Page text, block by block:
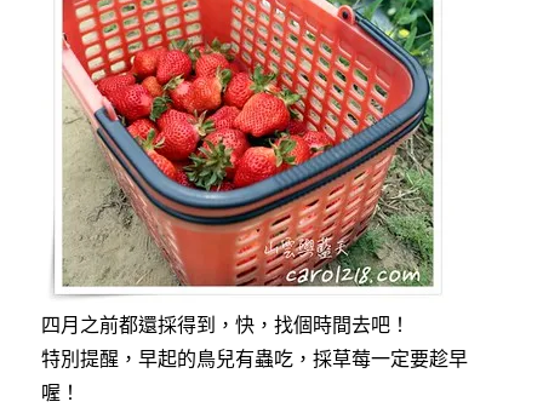
四月之前都還採得到，快，找個時間去吧！
特別提醒，早起的鳥兒有蟲吃，採草莓一定要趁早
喔！